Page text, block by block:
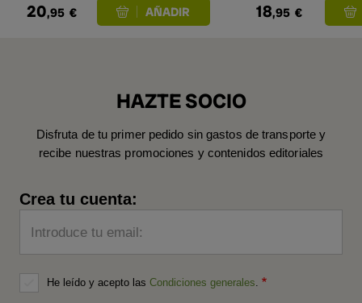
20,95 € 18,95 €
HAZTE SOCIO
Disfruta de tu primer pedido sin gastos de transporte y
recibe nuestras promociones y contenidos editoriales
Crea tu cuenta:
Introduce tu email:
He leído y acepto las Condiciones generales